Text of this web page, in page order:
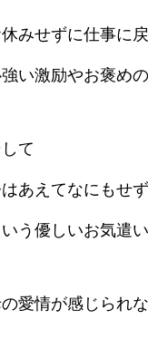
みせずに仕事に
い激励やお褒め
て
あえてなにもせ
いう優しいお気遣い
愛情が感じられ